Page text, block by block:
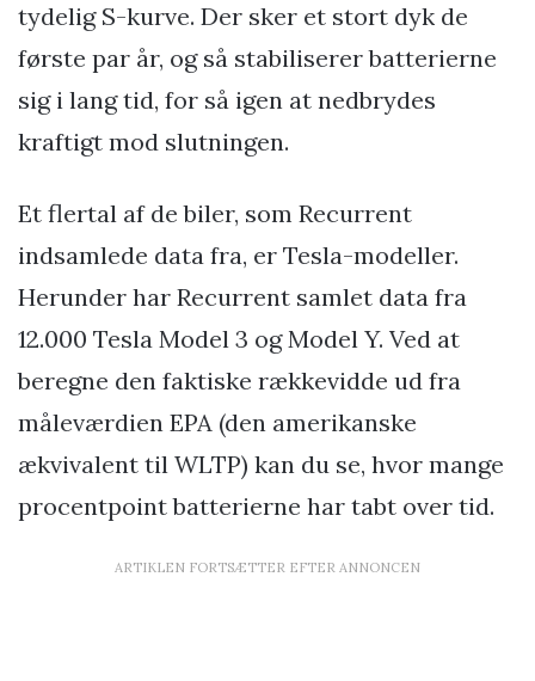
tydelig S-kurve. Der sker et stort dyk de
første par år, og så stabiliserer batterierne
sig i lang tid, for så igen at nedbrydes
kraftigt mod slutningen.
Et flertal af de biler, som Recurrent
indsamlede data fra, er Tesla-modeller.
Herunder har Recurrent samlet data fra
12.000 Tesla Model 3 og Model Y. Ved at
beregne den faktiske rækkevidde ud fra
måleværdien EPA (den amerikanske
ækvivalent til WLTP) kan du se, hvor mange
procentpoint batterierne har tabt over tid.
ARTIKLEN FORTSÆTTER EFTER ANNONCEN